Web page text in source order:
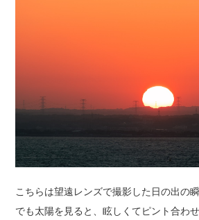
こちらは望遠レンズで撮影した日の出の
でも太陽を見ると、眩しくてピント合わ